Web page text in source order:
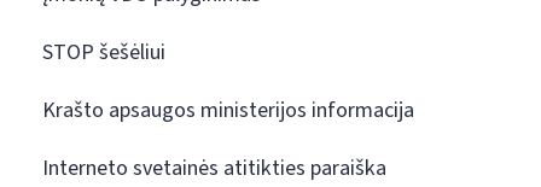
STOP šešėliui
Krašto apsaugos ministerijos informacija
Interneto svetainės atitikties paraiška